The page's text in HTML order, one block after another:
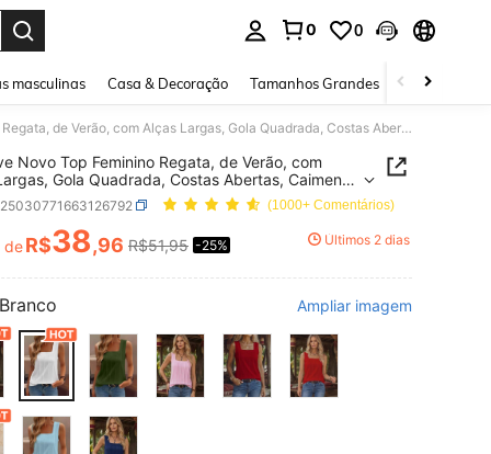
0 0
masculinas Casa & Decoração Tamanhos Grandes Joias e
GlowEve Novo Top Feminino Regata, de Verão, com Alças Largas, Gola Quadrada, Costas Abertas, Caimento Solto e Ajuste Slim, com Desconto
Novo Top Feminino Regata, de Verão, com
Gola Quadrada, Costas Abertas, Caimento
Ajuste Slim, com Desconto
(1000+ Comentários)
AND AVAILABILITY
deR$38,96 R$51,95 -25% Últimos 2 dias
Branco Ampliar imagem